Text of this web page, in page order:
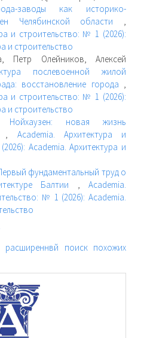
заводы как историко-
Челябинской области ,
и строительство: № 1 (2026):
и строительство
Петр Олейников, Алексей
послевоенной жилой
восстановление города ,
и строительство: № 1 (2026):
и строительство
Нойхаузен: новая жизнь
, Academia. Архитектура и
Academia. Архитектура и
фундаментальный труд о
Балтии , Academia.
№ 1 (2026): Academia.
расширеннвй поиск похожих